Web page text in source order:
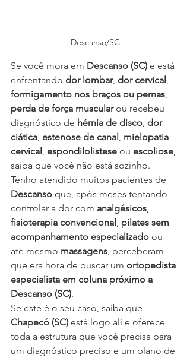
Descanso/SC
Se você mora em Descanso (SC) e está
enfrentando dor lombar, dor cervical,
formigamento nos braços ou pernas,
perda de força muscular ou recebeu
diagnóstico de hérnia de disco, dor
ciática, estenose de canal, mielopatia
cervical, espondilolistese ou escoliose,
saiba que você não está sozinho.
Tenho atendido muitos pacientes de
Descanso que, após meses tentando
controlar a dor com analgésicos,
fisioterapia convencional, pilates sem
acompanhamento especializado ou
até mesmo massagens, perceberam
que era hora de buscar um ortopedista
especialista em coluna próximo a
Descanso (SC).
Se este é o seu caso, saiba que
Chapecó (SC) está logo ali e oferece
toda a estrutura que você precisa para
um diagnóstico preciso e um plano de